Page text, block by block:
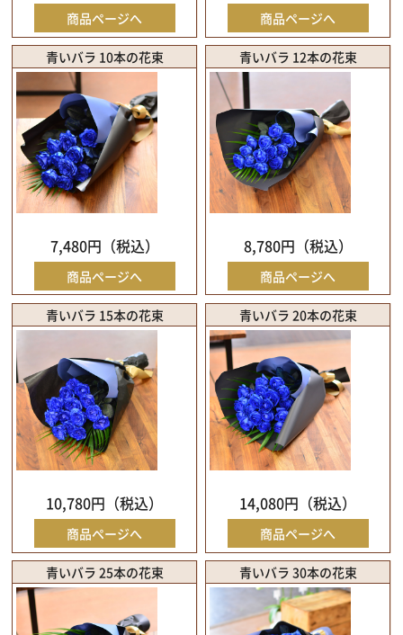
商品ページへ 商品ページへ
青いバラ 10本の花束
7,480円（税込）
商品ページへ
青いバラ 12本の花束
8,780円（税込）
商品ページへ
青いバラ 15本の花束
10,780円（税込）
商品ページへ
青いバラ 20本の花束
14,080円（税込）
商品ページへ
青いバラ 25本の花束 青いバラ 30本の花束